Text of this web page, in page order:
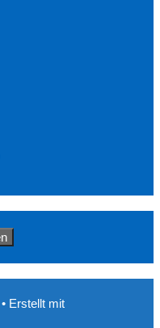
• Erstellt mit